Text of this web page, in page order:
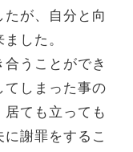
たが、自分と向
した。
うことができ
てしまった事の
ても立っても
謝罪をするこ